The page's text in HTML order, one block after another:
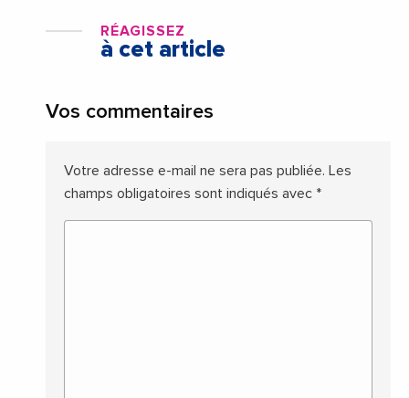
RÉAGISSEZ
à cet article
Vos commentaires
Votre adresse e-mail ne sera pas publiée. Les
champs obligatoires sont indiqués avec *